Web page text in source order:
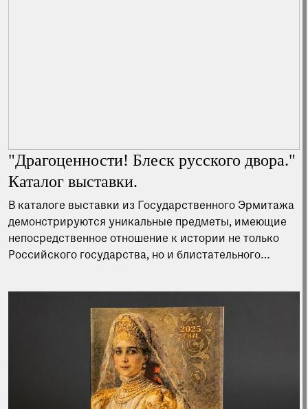
"Драгоценности! Блеск русского двора."
Каталог выставки.
В каталоге выставки из Государственного Эрмитажа
демонстрируются уникальные предметы, имеющие
непосредственное отношение к истории не только
Российского государства, но и блистательного
из собрания Галереи драгоценностей
Государственного Эрмитажа, выполненные лучшими
отечественными и зарубежными мастерами. Эти
вещи отличаются удивительной тонкостью работы,
изысканностью форм и благородством драгоценных
камней. Некоторые предметы публикуются впервые.